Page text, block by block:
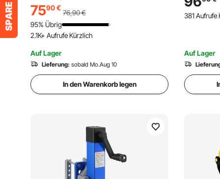
Autos und SUVs inklusive Batterieclip
sowie Werkzeugkasten und Netzkabel
7590€
76,90€
95% Übrig
2.1K+ Aufrufe Kürzlich
Auf Lager
Lieferung: sobald Mo.Aug 10
In den Warenkorb legen
Hubhöhe,
Werkstatt
381 Aufrufe
Auf Lager